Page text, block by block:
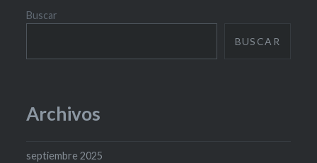
Buscar
BUSCAR
Archivos
septiembre 2025